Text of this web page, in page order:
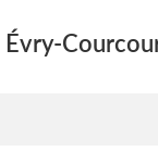
Évry-